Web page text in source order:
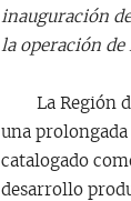
inauguración
la operación de
La Región de
una
catalogado
desarrollo